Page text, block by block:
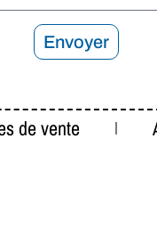
Envoyer
de vente